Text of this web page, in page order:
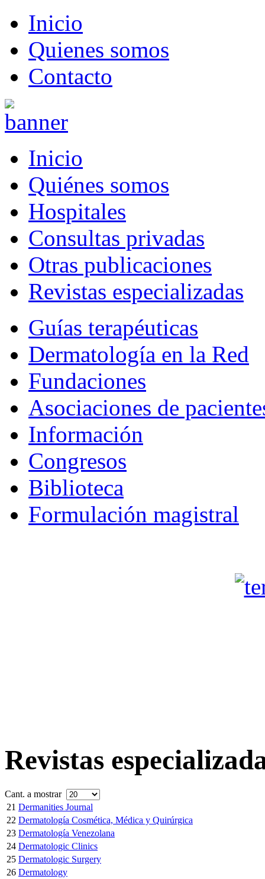
Inicio
Quienes somos
Contacto
Inicio
Quiénes somos
Hospitales
Consultas privadas
Otras publicaciones
Revistas especializadas
Guías terapéuticas
Dermatología en la Red
Fundaciones
Asociaciones de
Información
Congresos
Biblioteca
Formulación magistral
Revistas
Cant. a mostrar
21 Dermanities Journal
22 Dermatología Cosmética, Médica y Quirúrgica
23 Dermatología Venezolana
24 Dermatologic Clinics
25 Dermatologic Surgery
26 Dermatology